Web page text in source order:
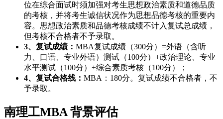
位在综合面试时须加强对考生思想政治素质和道德品质
的考核，并将考生诚信状况作为思想品德考核的重要内
容。思想政治素质和品德考核成绩不计入复试总成绩，
但考核不合格者不予录取。
3、复试成绩： MBA复试成绩（300分）=外语（含听
力、口语、专业外语）测试（100分）+政治理论、专业
水平测试（100分）+综合素质考核（100分）；
4、复试合格线： MBA：180分。复试成绩不合格者，不
予录取。
南理工MBA 背景评估